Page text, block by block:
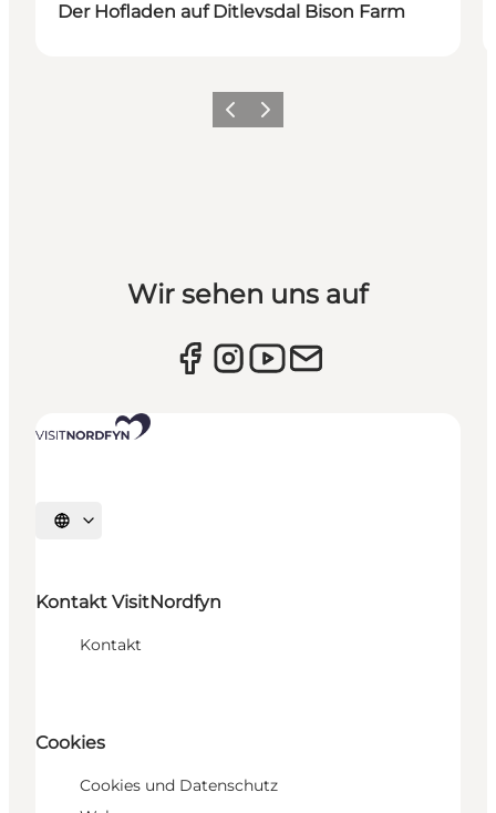
Der Hofladen auf Ditlevsdal Bison Farm
Vorherige Folie
Nächste Folie
Wir sehen uns auf
Sprache auswählen
Kontakt VisitNordfyn
Kontakt
Cookies
Cookies und Datenschutz